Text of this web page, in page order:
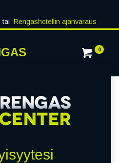
tai Rengashotellin ajanvaraus
0